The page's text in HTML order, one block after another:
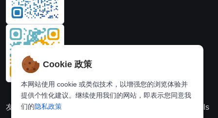
友情链接：动漫派 Hi,online tools
Cookie 政策
本网站使用 cookie 或类似技术，以增强您的浏览体验并
提供个性化建议。继续使用我们的网站，即表示您同意我
们的隐私政策